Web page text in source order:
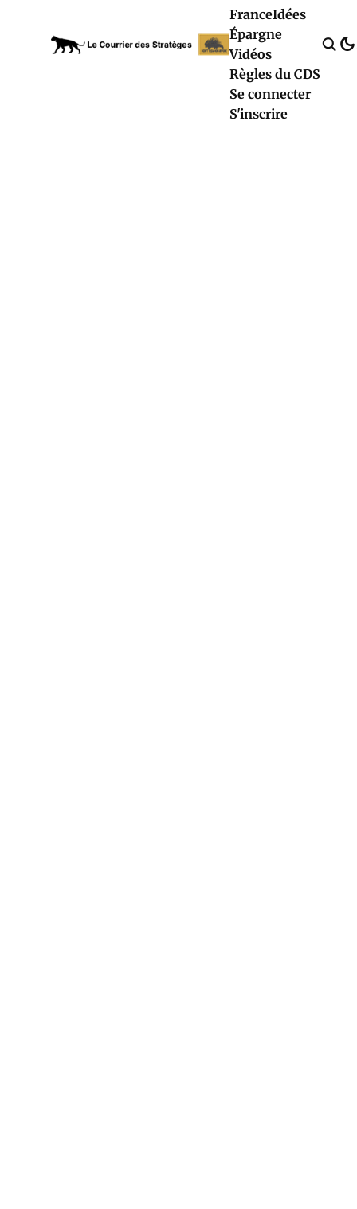
FranceIdées
Épargne
Vidéos
Règles du CDS
Se connecter
S'inscrire